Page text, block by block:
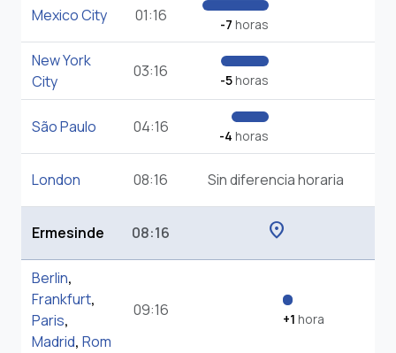
Mexico City 01:16 -7 horas
New York
City
03:16 -5horas
São Paulo 04:16 -4 horas
London 08:16 Sin diferencia horaria
Ermesinde 08:16 location_on
Berlin,
Frankfurt,
Paris,
Madrid, Rom
09:16 +1 hora